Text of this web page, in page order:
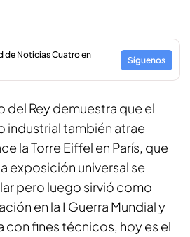
de Noticias Cuatro en
Síguenos
del Rey demuestra que el
industrial también atrae
la Torre Eiffel en París, que
exposición universal se
pero luego sirvió como
en la I Guerra Mundial y
con fines técnicos, hoy es el